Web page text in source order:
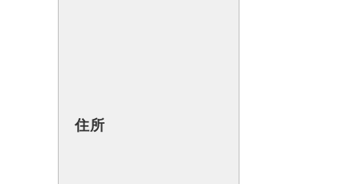
住所